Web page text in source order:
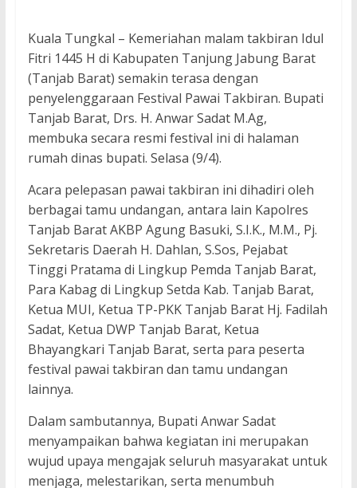
Kuala Tungkal – Kemeriahan malam takbiran Idul
Fitri 1445 H di Kabupaten Tanjung Jabung Barat
(Tanjab Barat) semakin terasa dengan
penyelenggaraan Festival Pawai Takbiran. Bupati
Tanjab Barat, Drs. H. Anwar Sadat M.Ag,
membuka secara resmi festival ini di halaman
rumah dinas bupati. Selasa (9/4).
Acara pelepasan pawai takbiran ini dihadiri oleh
berbagai tamu undangan, antara lain Kapolres
Tanjab Barat AKBP Agung Basuki, S.I.K., M.M., Pj.
Sekretaris Daerah H. Dahlan, S.Sos, Pejabat
Tinggi Pratama di Lingkup Pemda Tanjab Barat,
Para Kabag di Lingkup Setda Kab. Tanjab Barat,
Ketua MUI, Ketua TP-PKK Tanjab Barat Hj. Fadilah
Sadat, Ketua DWP Tanjab Barat, Ketua
Bhayangkari Tanjab Barat, serta para peserta
festival pawai takbiran dan tamu undangan
lainnya.
Dalam sambutannya, Bupati Anwar Sadat
menyampaikan bahwa kegiatan ini merupakan
wujud upaya mengajak seluruh masyarakat untuk
menjaga, melestarikan, serta menumbuh